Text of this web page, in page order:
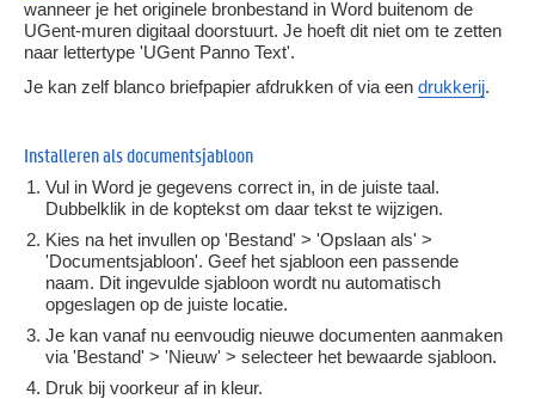
wanneer je het originele bronbestand in Word buitenom de
UGent-muren digitaal doorstuurt. Je hoeft dit niet om te zetten
naar lettertype 'UGent Panno Text'.
Je kan zelf blanco briefpapier afdrukken of via een drukkerij.
Installeren als documentsjabloon
Vul in Word je gegevens correct in, in de juiste taal.
Dubbelklik in de koptekst om daar tekst te wijzigen.
Kies na het invullen op 'Bestand' > 'Opslaan als' >
'Documentsjabloon'. Geef het sjabloon een passende
naam. Dit ingevulde sjabloon wordt nu automatisch
opgeslagen op de juiste locatie.
Je kan vanaf nu eenvoudig nieuwe documenten aanmaken
via 'Bestand' > 'Nieuw' > selecteer het bewaarde sjabloon.
Druk bij voorkeur af in kleur.